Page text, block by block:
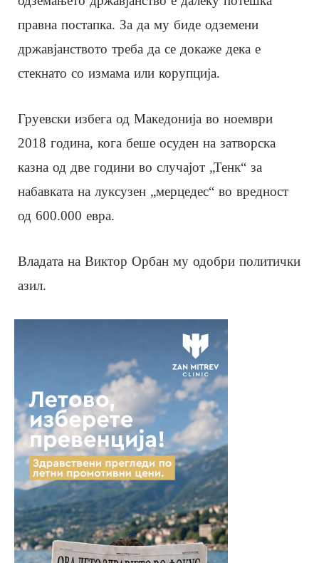
правна постапка. За да му биде одземени
државјанството треба да се докаже дека е
стекнато со измама или корупција.
Груевски избега од Македонија во ноември
2018 година, кога беше осуден на затворска
казна од две години во случајот „Тенк“ за
набавката на луксузен „мерцедес“ во вредност
од 600.000 евра.
Владата на Виктор Орбан му одобри политички
азил.